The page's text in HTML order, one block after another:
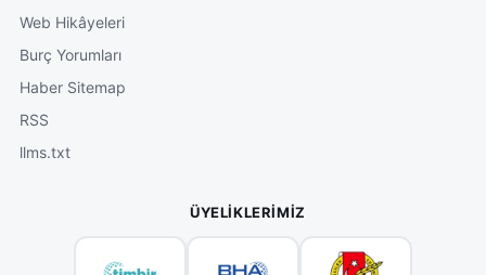
Web Hikâyeleri
Burç Yorumları
Haber Sitemap
RSS
llms.txt
ÜYELIKLERIMIZ